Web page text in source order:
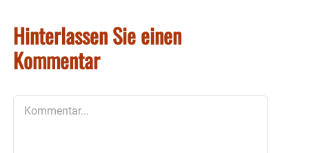
Hinterlassen Sie einen
Kommentar